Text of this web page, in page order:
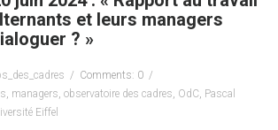
et leurs managers
? »
Comments: 0
, managers, observatoire des cadres, OdC, Pascal
Eiffel